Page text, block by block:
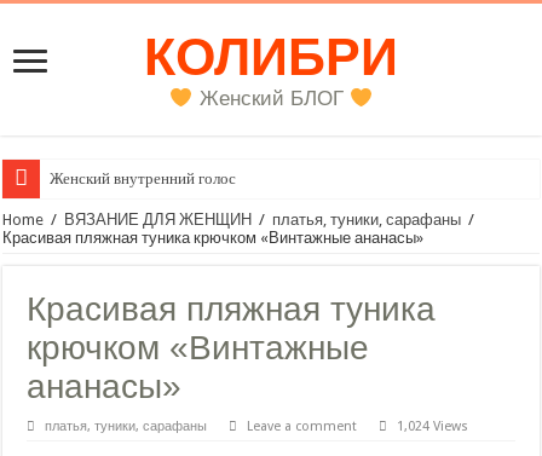
КОЛИБРИ
Женский БЛОГ
Женский внутренний голос
Home / ВЯЗАНИЕ ДЛЯ ЖЕНЩИН / платья, туники, сарафаны /
Красивая пляжная туника крючком «Винтажные ананасы»
Красивая пляжная туника
крючком «Винтажные
ананасы»
платья, туники, сарафаны Leave a comment 1,024 Views